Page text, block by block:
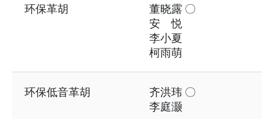
环保革胡
董晓露 〇
安 悦
李小夏
柯雨萌
环保低音革胡
齐洪玮 〇
李庭灏